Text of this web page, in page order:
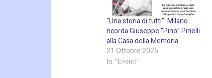
“Una storia di tutti”: Milano
ricorda Giuseppe “Pino” Pinelli
alla Casa della Memoria
21 Ottobre 2025
In "Eventi"